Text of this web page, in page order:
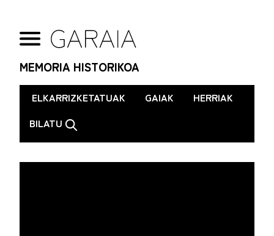
MEMORIA HISTORIKOA
. ELKARRIZKETATUAK GAIAK
HERRIAK
BILATU